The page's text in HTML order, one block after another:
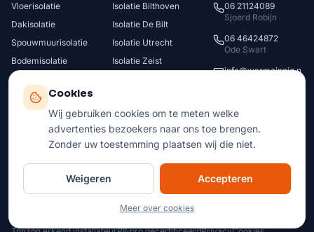
Vloerisolatie
Dakisolatie
Spouwmuurisolatie
Bodemisolatie
Radiatorfolie
Isolatie Bilthoven
Isolatie De Bilt
Isolatie Utrecht
Isolatie Zeist
Isolatie Nieuwegein
Isolatie IJsselstein
Bekijk alle gemeenten
↗
06 21124089
Sjoerd Robijn
06 46424872
Ode Swart
info@warmzinnig.n
3722 CV
Ma–Vr 08:00 – 17:00
Za Op afspraak
Cookies
Wij gebruiken cookies om te meten welke
advertenties bezoekers naar ons toe brengen.
Zonder uw toestemming plaatsen wij die niet.
Weigeren Accepteren
Meer over cookies